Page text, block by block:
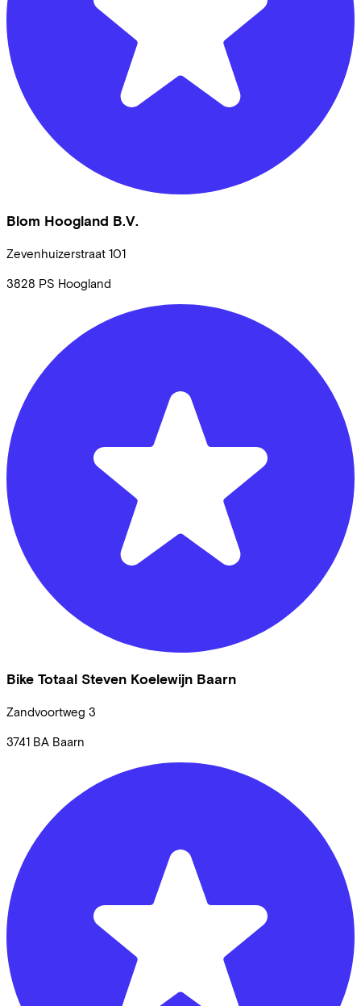
Blom Hoogland B.V.
Zevenhuizerstraat 101
3828 PS Hoogland
Bike Totaal Steven Koelewijn Baarn
Zandvoortweg 3
3741 BA Baarn